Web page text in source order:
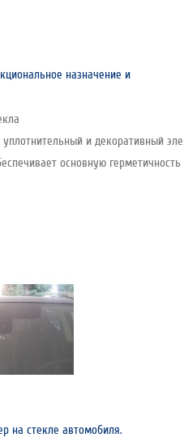
назначение и
и декоративный
основную
на стекле автомобиля.